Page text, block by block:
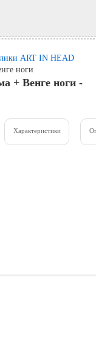
ART IN HEAD
ноги
+ Венге ноги -
Характеристики